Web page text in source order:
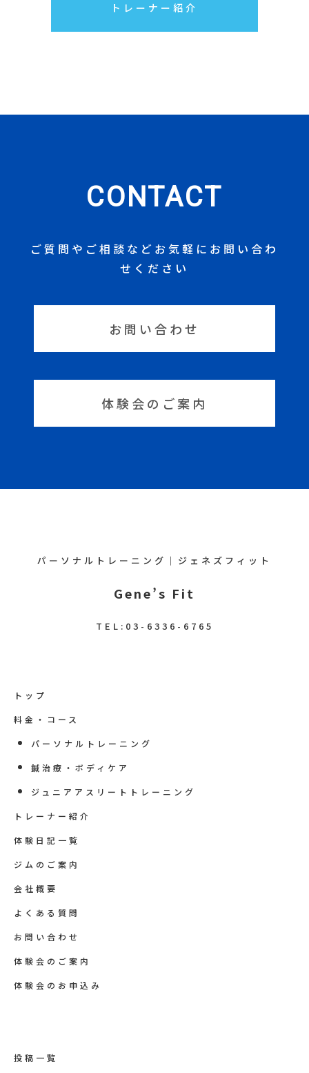
トレーナー紹介
CONTACT
ご質問やご相談などお気軽にお問い合わ
せください
お問い合わせ
体験会のご案内
パーソナルトレーニング｜ジェネズフィット
Gene’s Fit
TEL: 03-6336-6765
トップ
料金・コース
パーソナルトレーニング
鍼治療・ボディケア
ジュニアアスリートトレーニング
トレーナー紹介
体験日記一覧
ジムのご案内
会社概要
よくある質問
お問い合わせ
体験会のご案内
体験会のお申込み
投稿一覧